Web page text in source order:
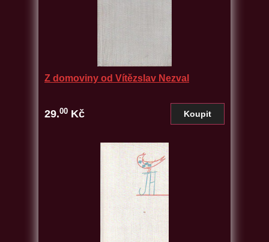
Z domoviny od Vítězslav Nezval
29.00 Kč